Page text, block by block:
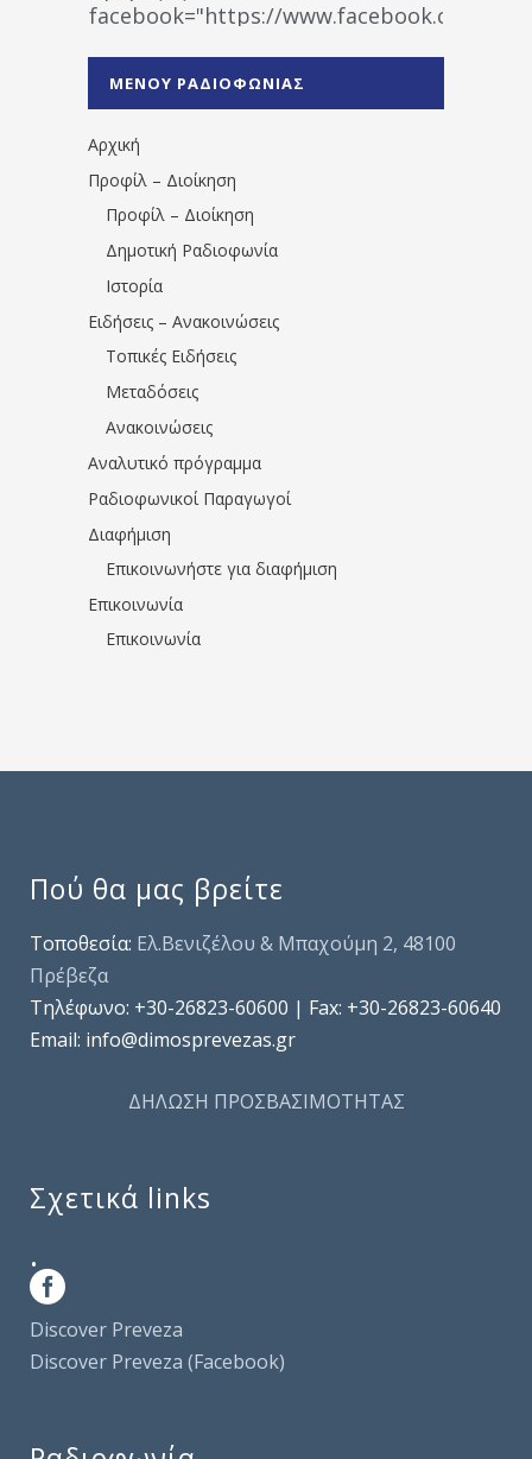
facebook="https://www.facebook.com/
1531194763766854/" artist="" ]
ΜΕΝΟΥ ΡΑΔΙΟΦΩΝΙΑΣ
Αρχική
Προφίλ – Διοίκηση
Προφίλ – Διοίκηση
Δημοτική Ραδιοφωνία
Ιστορία
Ειδήσεις – Ανακοινώσεις
Τοπικές Ειδήσεις
Μεταδόσεις
Ανακοινώσεις
Αναλυτικό πρόγραμμα
Ραδιοφωνικοί Παραγωγοί
Διαφήμιση
Επικοινωνήστε για διαφήμιση
Επικοινωνία
Επικοινωνία
Πού θα μας βρείτε
Τοποθεσία: Ελ.Βενιζέλου & Μπαχούμη 2, 48100
Πρέβεζα
Τηλέφωνo: +30-26823-60600 | Fax: +30-26823-60640
Email: info@dimosprevezas.gr
ΔΗΛΩΣΗ ΠΡΟΣΒΑΣΙΜΟΤΗΤΑΣ
Σχετικά links
.
Discover Preveza
Discover Preveza (Facebook)